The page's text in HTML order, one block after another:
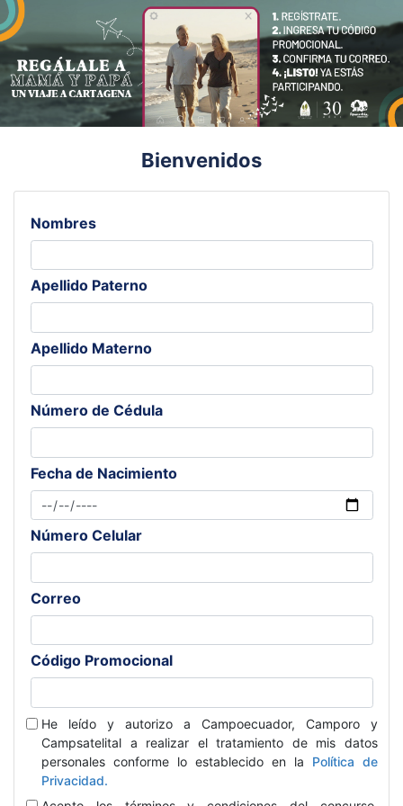
Bienvenidos
Nombres
Apellido Paterno
Apellido Materno
Número de Cédula
Fecha de Nacimiento
Número Celular
Correo
Código Promocional
He leído y autorizo a Campoecuador, Camporo y
Campsatelital a realizar el tratamiento de mis datos
personales conforme lo establecido en la Política de
Privacidad.